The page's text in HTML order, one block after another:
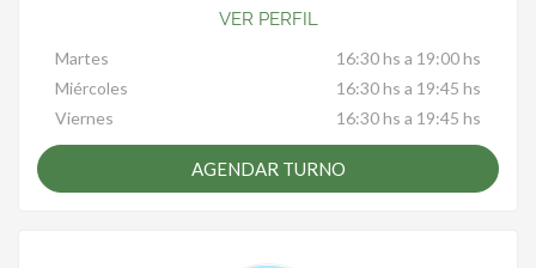
VER PERFIL
Martes
16:30 hs a 19:00 hs
Miércoles
16:30 hs a 19:45 hs
Viernes
16:30 hs a 19:45 hs
AGENDAR TURNO